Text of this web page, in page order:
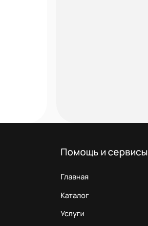
Помощь и сервисы
Главная
Каталог
Услуги